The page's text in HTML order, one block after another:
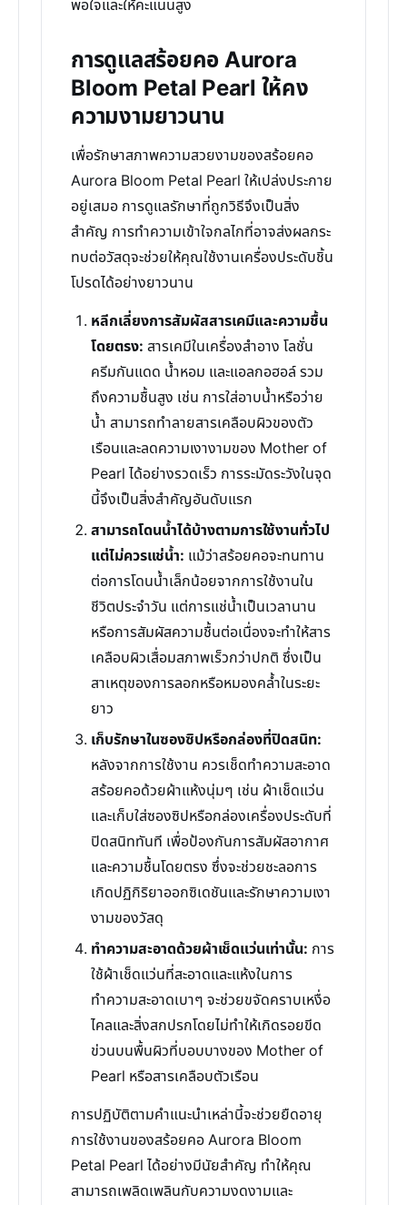
พอใจและให้คะแนนสูง
การดูแลสร้อยคอ Aurora
Bloom Petal Pearl ให้คง
ความงามยาวนาน
เพื่อรักษาสภาพความสวยงามของสร้อยคอ
Aurora Bloom Petal Pearl ให้เปล่งประกาย
อยู่เสมอ การดูแลรักษาที่ถูกวิธีจึงเป็นสิ่ง
สำคัญ การทำความเข้าใจกลไกที่อาจส่งผลกระ
ทบต่อวัสดุจะช่วยให้คุณใช้งานเครื่องประดับชิ้น
โปรดได้อย่างยาวนาน
หลีกเลี่ยงการสัมผัสสารเคมีและความชื้น
โดยตรง: สารเคมีในเครื่องสำอาง โลชั่น
ครีมกันแดด น้ำหอม และแอลกอฮอล์ รวม
ถึงความชื้นสูง เช่น การใส่อาบน้ำหรือว่าย
น้ำ สามารถทำลายสารเคลือบผิวของตัว
เรือนและลดความเงางามของ Mother of
Pearl ได้อย่างรวดเร็ว การระมัดระวังในจุด
นี้จึงเป็นสิ่งสำคัญอันดับแรก
สามารถโดนน้ำได้บ้างตามการใช้งานทั่วไป
แต่ไม่ควรแช่น้ำ: แม้ว่าสร้อยคอจะทนทาน
ต่อการโดนน้ำเล็กน้อยจากการใช้งานใน
ชีวิตประจำวัน แต่การแช่น้ำเป็นเวลานาน
หรือการสัมผัสความชื้นต่อเนื่องจะทำให้สาร
เคลือบผิวเสื่อมสภาพเร็วกว่าปกติ ซึ่งเป็น
สาเหตุของการลอกหรือหมองคล้ำในระยะ
ยาว
เก็บรักษาในซองซิปหรือกล่องที่ปิดสนิท:
หลังจากการใช้งาน ควรเช็ดทำความสะอาด
สร้อยคอด้วยผ้าแห้งนุ่มๆ เช่น ผ้าเช็ดแว่น
และเก็บใส่ซองซิปหรือกล่องเครื่องประดับที่
ปิดสนิททันที เพื่อป้องกันการสัมผัสอากาศ
และความชื้นโดยตรง ซึ่งจะช่วยชะลอการ
เกิดปฏิกิริยาออกซิเดชันและรักษาความเงา
งามของวัสดุ
ทำความสะอาดด้วยผ้าเช็ดแว่นเท่านั้น: การ
ใช้ผ้าเช็ดแว่นที่สะอาดและแห้งในการ
ทำความสะอาดเบาๆ จะช่วยขจัดคราบเหงื่อ
ไคลและสิ่งสกปรกโดยไม่ทำให้เกิดรอยขีด
ข่วนบนพื้นผิวที่บอบบางของ Mother of
Pearl หรือสารเคลือบตัวเรือน
การปฏิบัติตามคำแนะนำเหล่านี้จะช่วยยืดอายุ
การใช้งานของสร้อยคอ Aurora Bloom
Petal Pearl ได้อย่างมีนัยสำคัญ ทำให้คุณ
สามารถเพลิดเพลินกับความงดงามและ